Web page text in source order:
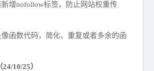
增nofollow标签，防止网站权重传
函数代码，简化、重复或者多余的函
10/25）